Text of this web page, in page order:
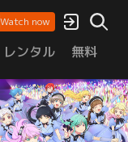
Watch now
レンタル 無料